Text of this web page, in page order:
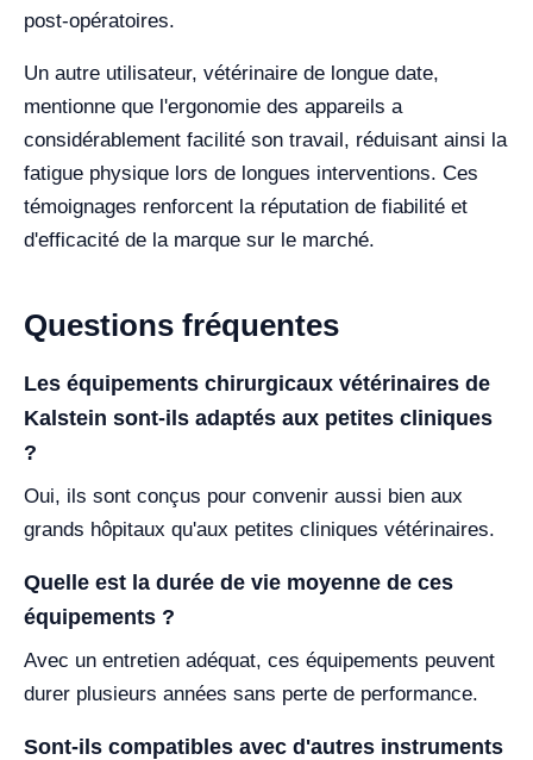
post-opératoires.
Un autre utilisateur, vétérinaire de longue date,
mentionne que l'ergonomie des appareils a
considérablement facilité son travail, réduisant ainsi la
fatigue physique lors de longues interventions. Ces
témoignages renforcent la réputation de fiabilité et
d'efficacité de la marque sur le marché.
Questions fréquentes
Les équipements chirurgicaux vétérinaires de
Kalstein sont-ils adaptés aux petites cliniques
?
Oui, ils sont conçus pour convenir aussi bien aux
grands hôpitaux qu'aux petites cliniques vétérinaires.
Quelle est la durée de vie moyenne de ces
équipements ?
Avec un entretien adéquat, ces équipements peuvent
durer plusieurs années sans perte de performance.
Sont-ils compatibles avec d'autres instruments